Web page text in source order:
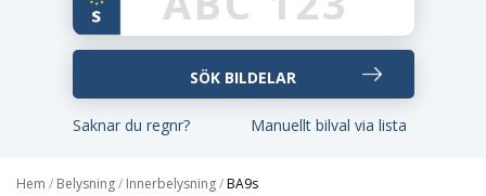
Saknar du regnr? Manuellt bilval via lista
Hem / Belysning/ Innerbelysning/BA9s